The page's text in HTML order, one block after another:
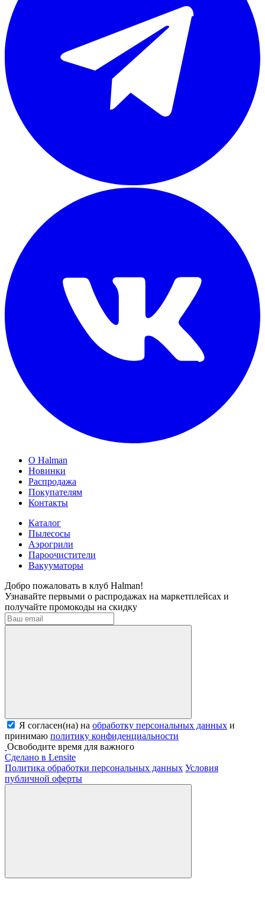
О Halman
Новинки
Распродажа
Покупателям
Контакты
Каталог
Пылесосы
Аэрогрили
Пароочистители
Вакууматоры
Добро пожаловать в клуб Halman!
Узнавайте первыми о распродажах на маркетплейсах и
получайте промокоды на скидку
Я согласен(на) на обработку персональных данных и
принимаю политику конфиденциальности
Освободите время для важного
Сделано в Lensite
Политика обработки персональных данных Условия
публичной оферты